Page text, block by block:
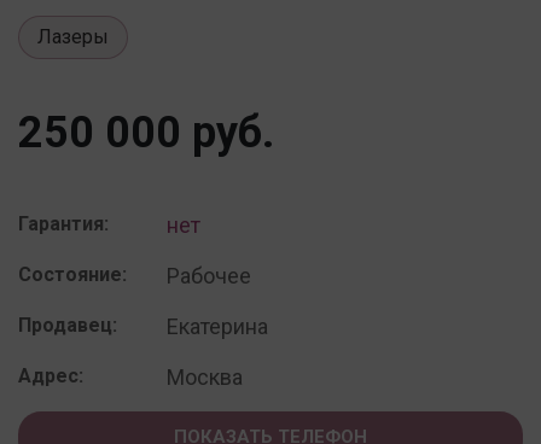
Лазеры
250 000 руб.
Гарантия: нет
Состояние: Рабочее
Продавец: Екатерина
Адрес: Москва
ПОКАЗАТЬ ТЕЛЕФОН